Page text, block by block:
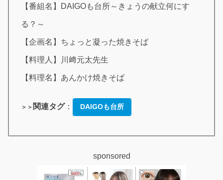
【番組名】DAIGOも台所～きょうの献立何にす
る？～
【企画名】ちょっと凝った焼きそば
【料理人】川﨑元太先生
【料理名】あんかけ焼きそば
＞＞ 関連タグ： DAIGOも台所
sponsored